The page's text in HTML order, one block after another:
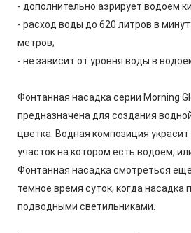
- дополнительно аэрирует водоем
- расход воды до 620 литров в
метров;
- не зависит от уровня воды в
Фонтанная насадка серии Morning
предназначена для создания
цветка. Водная композиция
участок на котором есть водоем,
Фонтанная насадка смотреться
темное время суток, когда насадка
подводными светильниками.